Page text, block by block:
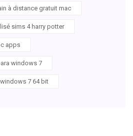
à distance gratuit mac
sims 4 harry potter
apps
windows 7
7 64 bit